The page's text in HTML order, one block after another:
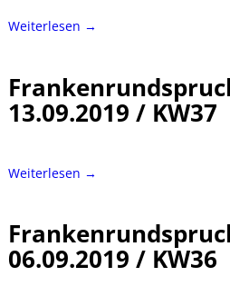
Weiterlesen →
13.09.2019 / KW37
Weiterlesen →
06.09.2019 / KW36